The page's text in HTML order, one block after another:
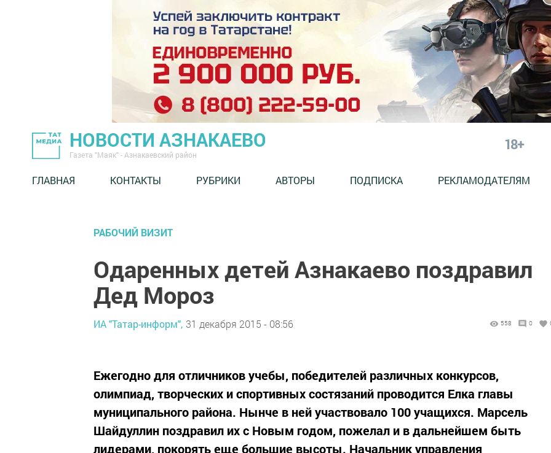
НОВОСТИ АЗНАКАЕВО
Газета "Маяк" - Азнакаевский район
18+
ГЛАВНАЯ КОНТАКТЫ РУБРИКИ АВТОРЫ ПОДПИСКА РЕКЛАМОДАТЕЛЯМ
РАБОЧИЙ ВИЗИТ
Одаренных детей Азнакаево поздравил
Дед Мороз
ИА "Татар-информ", 31 декабря 2015 - 08:56 558 0
Ежегодно для отличников учебы, победителей различных конкурсов,
олимпиад, творческих и спортивных состязаний проводится Елка главы
муниципального района. Нынче в ней участвовало 100 учащихся. Марсель
Шайдуллин поздравил их с Новым годом, пожелал и в дальнейшем быть
лидерами, покорять еще большие высоты. Начальник управления